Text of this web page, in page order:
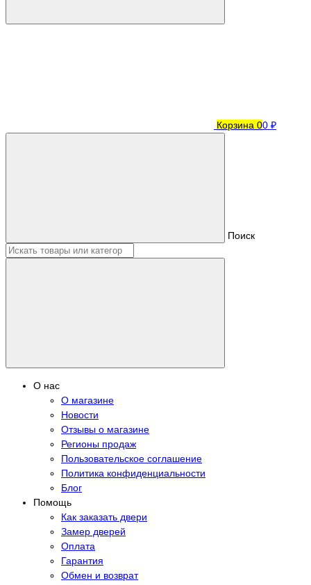
Корзина 00 ₽
Поиск
О нас
О магазине
Новости
Отзывы о магазине
Регионы продаж
Пользовательское соглашение
Политика конфиденциальности
Блог
Помощь
Как заказать двери
Замер дверей
Оплата
Гарантия
Обмен и возврат